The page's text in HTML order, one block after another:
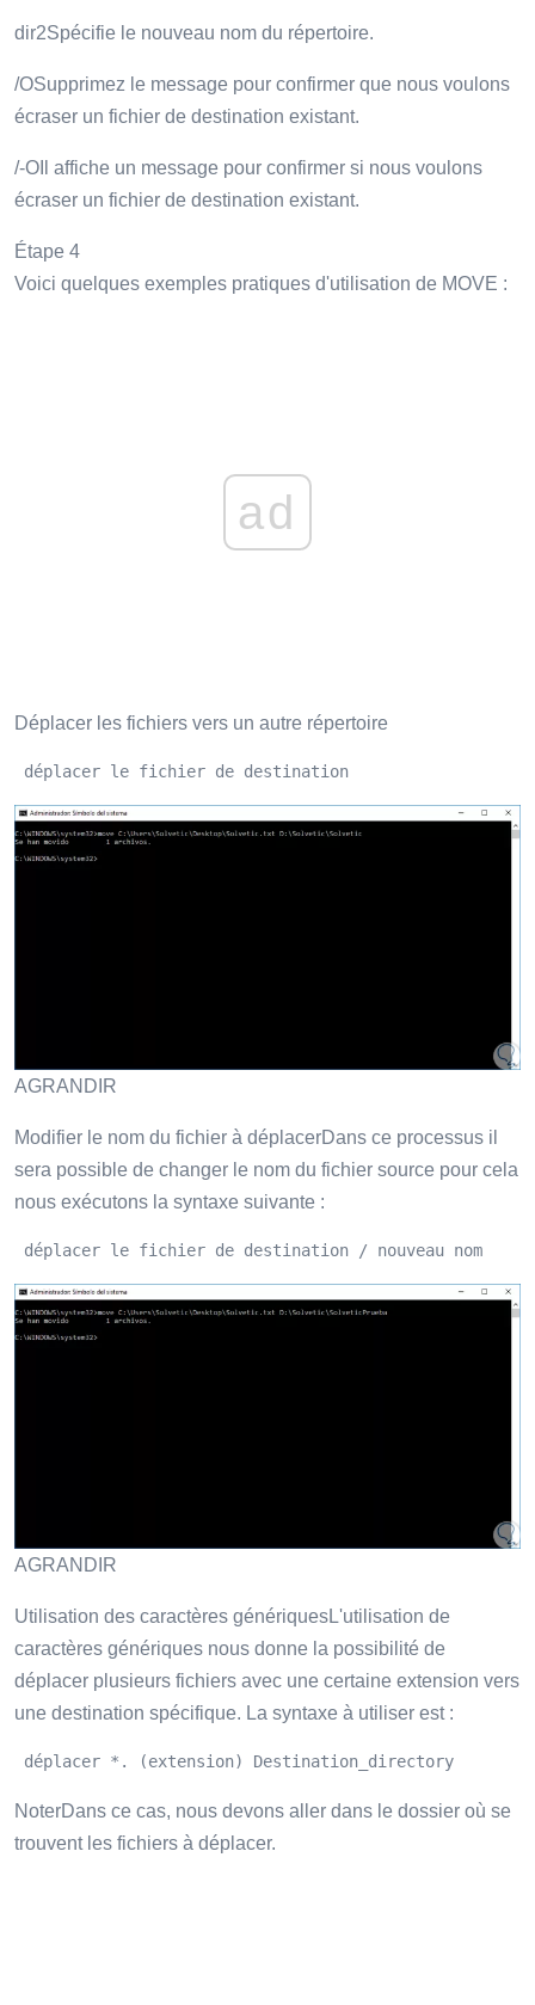
dir2Spécifie le nouveau nom du répertoire.
/OSupprimez le message pour confirmer que nous voulons
écraser un fichier de destination existant.
/-OIl affiche un message pour confirmer si nous voulons
écraser un fichier de destination existant.
Étape 4
Voici quelques exemples pratiques d'utilisation de MOVE :
ad
Déplacer les fichiers vers un autre répertoire
déplacer le fichier de destination
AGRANDIR
Modifier le nom du fichier à déplacerDans ce processus il
sera possible de changer le nom du fichier source pour cela
nous exécutons la syntaxe suivante :
déplacer le fichier de destination / nouveau nom
AGRANDIR
Utilisation des caractères génériquesL'utilisation de
caractères génériques nous donne la possibilité de
déplacer plusieurs fichiers avec une certaine extension vers
une destination spécifique. La syntaxe à utiliser est :
déplacer *. (extension) Destination_directory
NoterDans ce cas, nous devons aller dans le dossier où se
trouvent les fichiers à déplacer.